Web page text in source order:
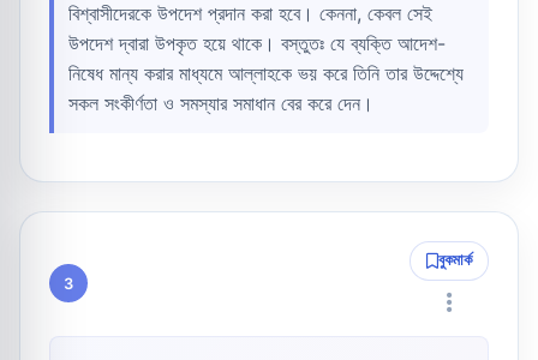
বিশ্বাসীদেরকে উপদেশ প্রদান করা হবে। কেননা, কেবল সেই
উপদেশ দ্বারা উপকৃত হয়ে থাকে। বস্তুতঃ যে ব্যক্তি আদেশ-
নিষেধ মান্য করার মাধ্যমে আল্লাহকে ভয় করে তিনি তার উদ্দেশ্যে
সকল সংকীর্ণতা ও সমস্যার সমাধান বের করে দেন।
3
বুকমার্ক